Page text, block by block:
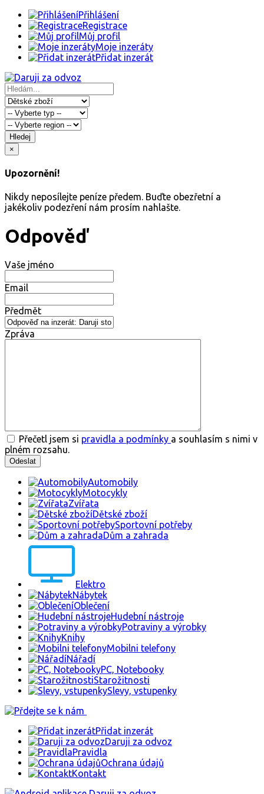
Přihlášení
Registrace
Můj profil
Moje inzeráty
Přidat inzerát
Hledej
×
Upozornění!
Nikdy neposílejte peníze předem. Buďte obezřetní a
jakékoliv podezření nám prosím nahlašte.
Odpověď
Vaše jméno
Email
Předmět
Zpráva
Přečetl jsem si pravidla a podmínky a souhlasím s nimi v
plném rozsahu.
Automobily
Motocykly
Zvířata
Dětské zboží
Sportovní potřeby
Dům a zahrada
Elektro
Nábytek
Oblečení
Hudební nástroje
Potraviny a výrobky
Knihy
Mobilni telefony
Nářadí
PC, Notebooky
Starožitnosti
Slevy, vstupenky
Přidat inzerát
Daruji za odvoz
Pravidla
Ochrana údajů
Kontakt